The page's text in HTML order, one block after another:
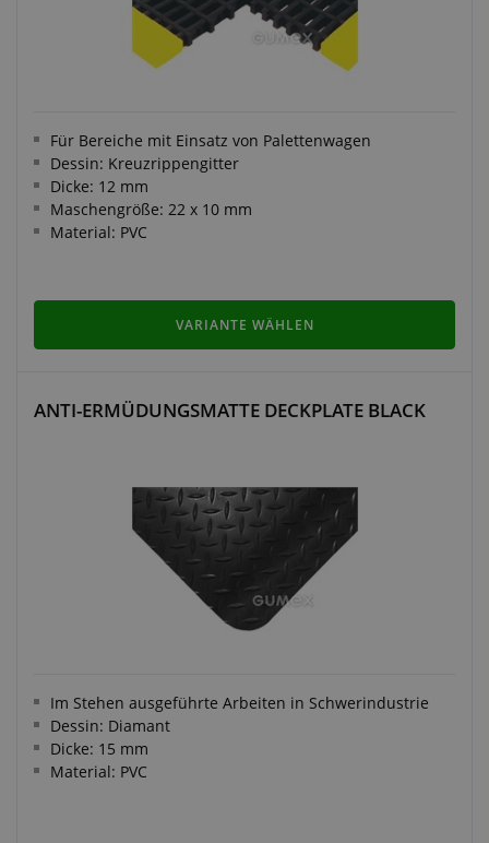
Für Bereiche mit Einsatz von Palettenwagen
Dessin: Kreuzrippengitter
Dicke: 12 mm
Maschengröße: 22 x 10 mm
Material: PVC
VARIANTE WÄHLEN
ANTI-ERMÜDUNGSMATTE DECKPLATE BLACK
Im Stehen ausgeführte Arbeiten in Schwerindustrie
Dessin: Diamant
Dicke: 15 mm
Material: PVC